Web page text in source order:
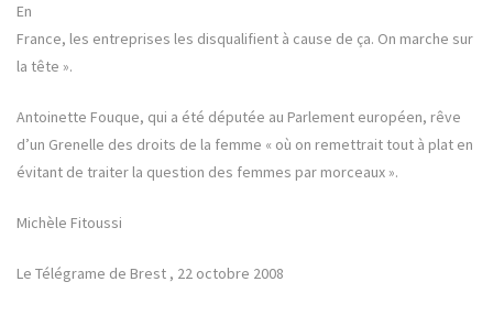
En
France, les entreprises les disqualifient à cause de ça. On marche sur
la tête ».
Antoinette Fouque, qui a été députée au Parlement européen, rêve
d’un Grenelle des droits de la femme « où on remettrait tout à plat en
évitant de traiter la question des femmes par morceaux ».
Michèle Fitoussi
Le Télégrame de Brest , 22 octobre 2008